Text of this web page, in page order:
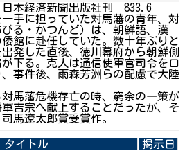
本経済新聞出版社刊 833.6
手に担っていた対馬藩の青年、対
る・かつんど）は、朝鮮語、漢
館に赴任していた。数十年ぶりと
発した直後、徳川幕府から朝鮮側
下る。克人は通信使軍官司令を口
事件後、雨森芳洲らの配慮で大陸
馬藩危機存亡の時、窮余の一策が
吉宗へ献上することだったが、そ
馬遼太郎賞受賞作。
タイトル
掲示日